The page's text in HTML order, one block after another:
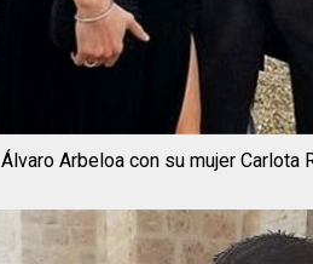
Álvaro Arbeloa con su mujer Carlota